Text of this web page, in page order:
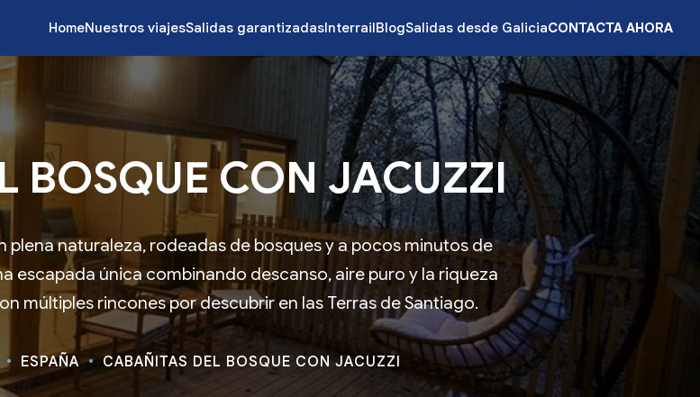
HomeNuestros viajesSalidas garantizadasInterrailBlogSalidas desde GaliciaCONTACTA AHORA
BOSQUE CON JACUZZI
naturaleza, rodeadas de bosques y a pocos minutos de
escapada única combinando descanso, aire puro y la riqueza
múltiples rincones por descubrir en las Terras de Santiago.
ESPAÑA CABAÑITAS DEL BOSQUE CON JACUZZI